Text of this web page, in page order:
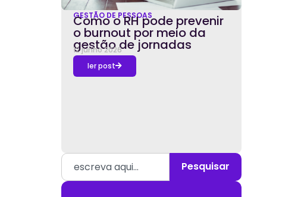
GESTÃO DE PESSOAS
Como o RH pode prevenir
o burnout por meio da
gestão de jornadas
12 junho 2026
ler post
Pesquisar